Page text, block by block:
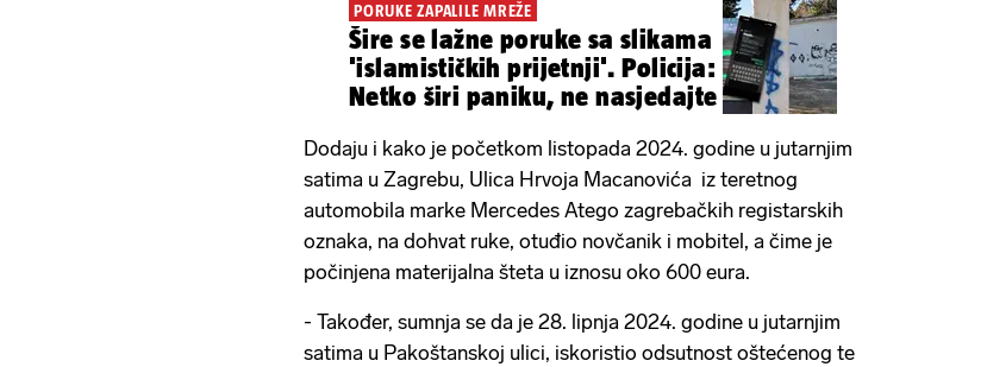
PORUKE ZAPALILE MREŽE
Šire se lažne poruke sa slikama
'islamističkih prijetnji'. Policija:
Netko širi paniku, ne nasjedajte
Dodaju i kako je početkom listopada 2024. godine u jutarnjim
satima u Zagrebu, Ulica Hrvoja Macanovića iz teretnog
automobila marke Mercedes Atego zagrebačkih registarskih
oznaka, na dohvat ruke, otuđio novčanik i mobitel, a čime je
počinjena materijalna šteta u iznosu oko 600 eura.
- Također, sumnja se da je 28. lipnja 2024. godine u jutarnjim
satima u Pakoštanskoj ulici, iskoristio odsutnost oštećenog te